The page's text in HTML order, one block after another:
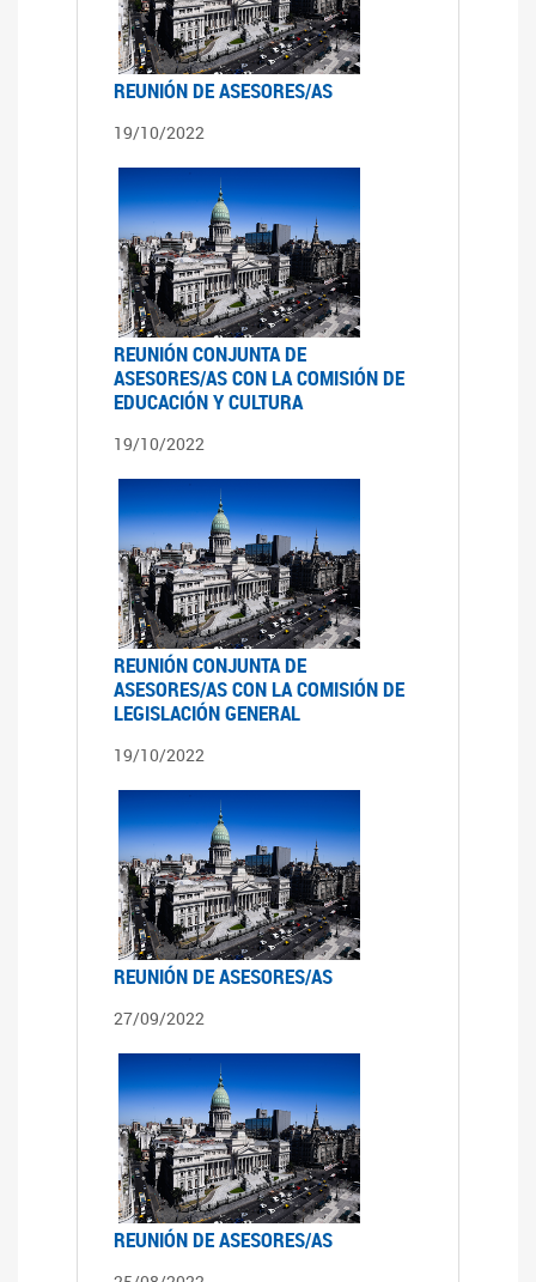
REUNIÓN DE ASESORES/AS
19/10/2022
REUNIÓN CONJUNTA DE
ASESORES/AS CON LA COMISIÓN DE
EDUCACIÓN Y CULTURA
19/10/2022
REUNIÓN CONJUNTA DE
ASESORES/AS CON LA COMISIÓN DE
LEGISLACIÓN GENERAL
19/10/2022
REUNIÓN DE ASESORES/AS
27/09/2022
REUNIÓN DE ASESORES/AS